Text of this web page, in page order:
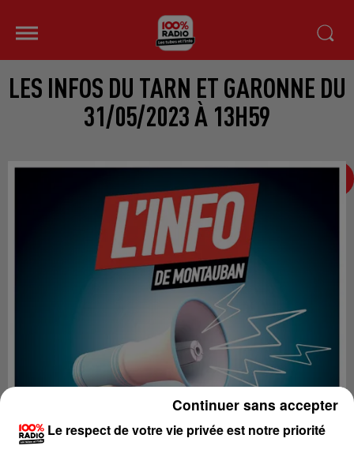
LES INFOS DU TARN ET GARONNE DU
31/05/2023 À 13H59
Le respect de votre vie privée est notre priorité
Continuer sans accepter